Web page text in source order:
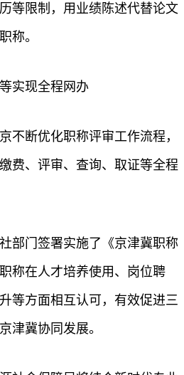
等限制，用业绩陈述代替论文
称。
实现全程网办
不断优化职称评审工作流程，
费、评审、查询、取证等全程
部门签署实施了《京津冀职称
称在人才培养使用、岗位聘
等方面相互认可，有效促进三
津冀协同发展。